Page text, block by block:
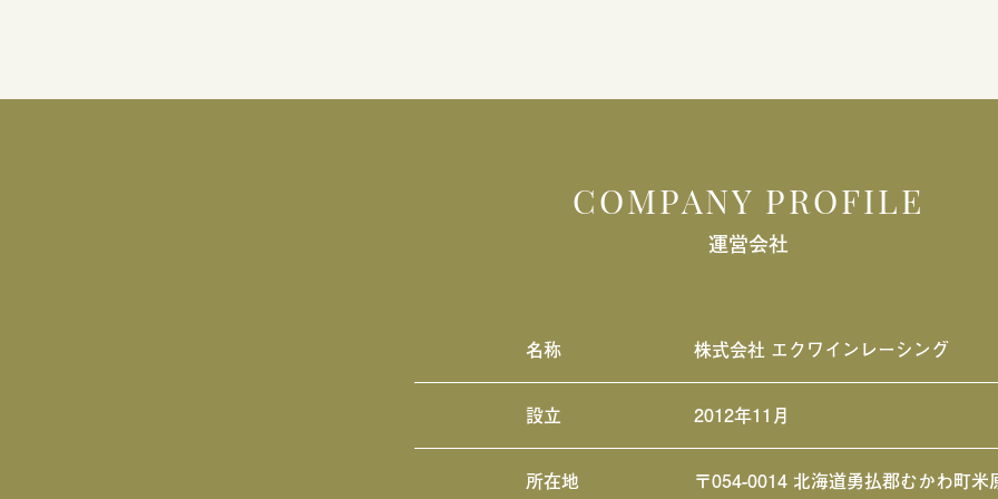
COMPANY PROFILE
運営会社
名称 株式会社 エクワインレーシング
設立 2012年11月
所在地 〒054-0014 北海道勇払郡むかわ町米